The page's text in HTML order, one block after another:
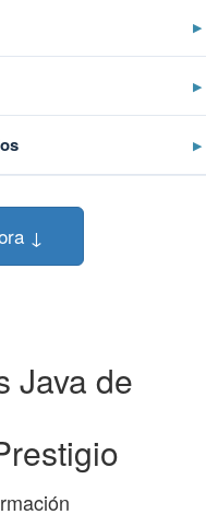
▶
▶
▶
↓
Java de